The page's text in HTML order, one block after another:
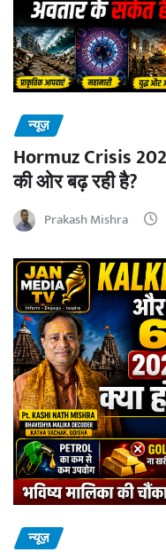
न्यूज़
Hormuz Crisis
की ओर बढ़ रही है?
Prakash Mishra
न्यूज़